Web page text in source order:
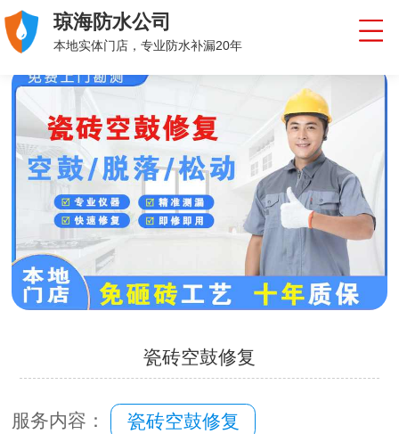
琼海防水公司
本地实体门店，专业防水补漏20年
瓷砖空鼓修复
服务内容： 瓷砖空鼓修复